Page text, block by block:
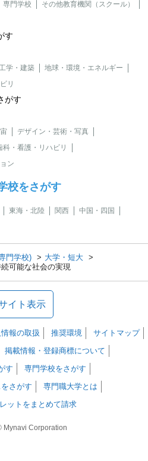
専門学校
その他教育機関（スクール）
す
学・建築
地球・環境・エネルギー
リ
がす
デザイン・芸術・写真
科・看護・リハビリ
ン
校をさがす
東海・北陸 関西
中国・四国
門学校)
大学・短大
可能な社会の実現
イト表示
報の取扱 推奨環境
サイトマップ
掲載情報・登録商標について
す
専門学校をさがす
さがす
専門職大学とは
ットをまとめて請求
Mynavi Corporation